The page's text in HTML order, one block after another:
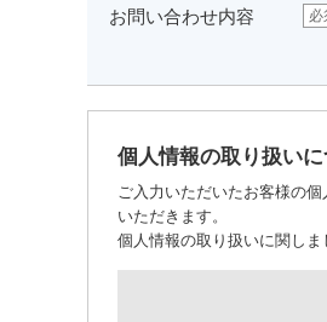
お問い合わせ内容 必
個人情報の取り扱い
ご入力いただいたお客様の
いただきます。
個人情報の取り扱いに関しま